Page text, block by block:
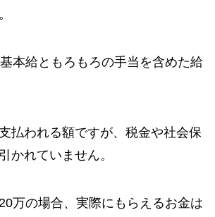
本給ともろもろの手当を含めた給
払われる額ですが、税金や社会保
かれていません。
万の場合、実際にもらえるお金は